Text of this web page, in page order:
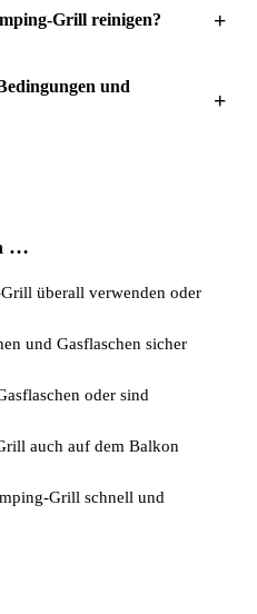
Grill reinigen? +
und
+
…
überall verwenden oder
und Gasflaschen sicher
oder sind
auch auf dem Balkon
Grill schnell und